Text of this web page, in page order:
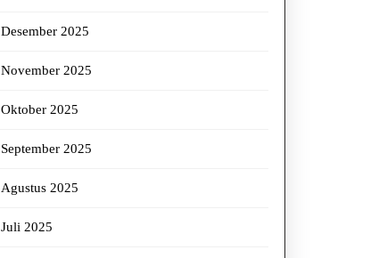
Desember 2025
November 2025
Oktober 2025
September 2025
Agustus 2025
Juli 2025